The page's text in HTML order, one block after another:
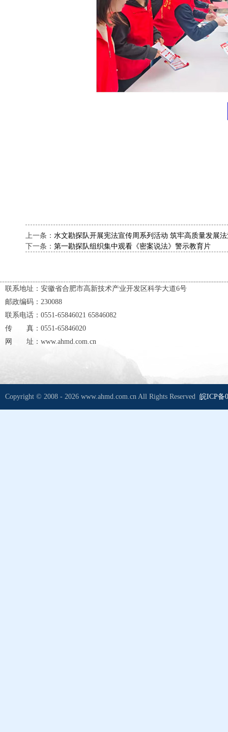
上一条： 水文勘探队开展宪法宣传周系列活动 筑牢高质量发展
下一条： 第一勘探队组织集中观看《密案说法》警示教育片
联系地址：安徽省合肥市高新技术产业开发区科学大道6号
邮政编码：230088
联系电话：0551-65846021 65846082
传 真：0551-65846020
网 址：www.ahmd.com.cn
Copyright © 2008 - 2026 www.ahmd.com.cn All Rights Reserved 皖ICP备